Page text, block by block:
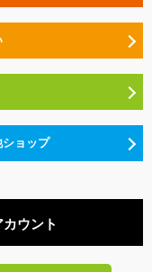
ショップ
ウント